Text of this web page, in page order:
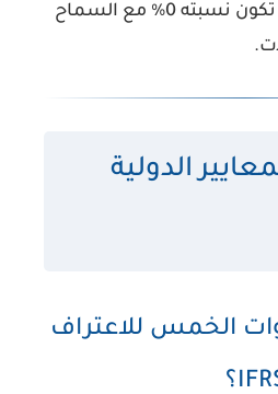
بينما التوريد الصفري تكون نسبته 0% مع السماح
الدولية
الخمس للاعتراف